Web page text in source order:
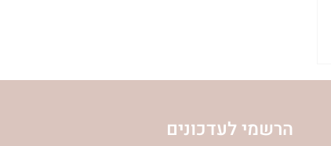
הרשמי לעדכונים